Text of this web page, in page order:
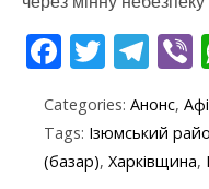
F
e
b
T
itt
er
T
e
gr
b
Categories: Анонс,
Tags: Ізюмський
(базар), Харківщина,